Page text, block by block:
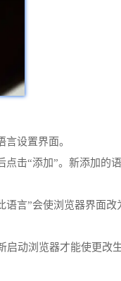
设置界面。
击“添加”。新添加的
言”会使浏览器界面改
启动浏览器才能使更改